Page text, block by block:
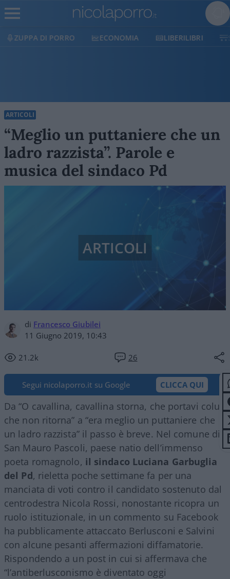
ECONOMIA LIBERILIBRI SHOP
ARTICOLI
“Meglio un puttaniere che un
ladro razzista”. Parole e
musica del sindaco Pd
di Francesco Giubilei
11 Giugno 2019, 10:43
21.2k 26
ARTICOLI
Segui nicolaporro.it su Google CLICCA QUI
Da “O cavallina, cavallina storna, che portavi colui
che non ritorna” a “era meglio un puttaniere che
un ladro razzista” il passo è breve. Nel comune di
San Mauro Pascoli, paese natio dell’immenso
poeta romagnolo, il sindaco Luciana Garbuglia
del Pd, rieletta poche settimane fa per una
manciata di voti contro il candidato sostenuto dal
centrodestra Nicola Rossi, nonostante ricopra un
ruolo istituzionale, in un commento su Facebook
ha pubblicamente attaccato Berlusconi e Salvini
con alcune pesanti affermazioni diffamatorie.
Rispondendo a un post in cui si affermava che
“l’antiberlusconismo è diventato oggi